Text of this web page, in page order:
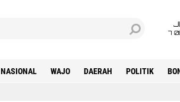
7
NASIONAL WAJO DAERAH POLITIK